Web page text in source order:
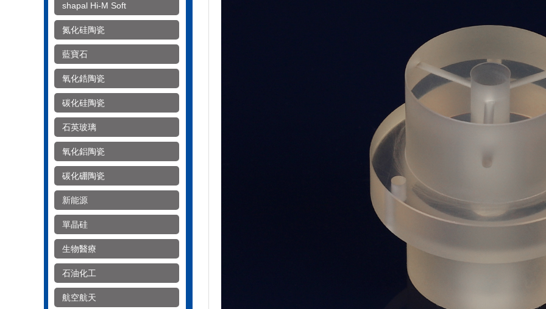
shapal Hi-M Soft
氮化硅陶瓷
藍寶石
氧化鋯陶瓷
碳化硅陶瓷
石英玻璃
氧化鋁陶瓷
碳化硼陶瓷
新能源
單晶硅
生物醫療
石油化工
航空航天